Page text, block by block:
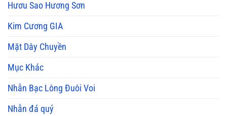
Hươu Sao Hương Sơn
Kim Cương GIA
Mặt Dây Chuyền
Mục Khác
Nhẫn Bạc Lông Đuôi Voi
Nhẫn đá quý